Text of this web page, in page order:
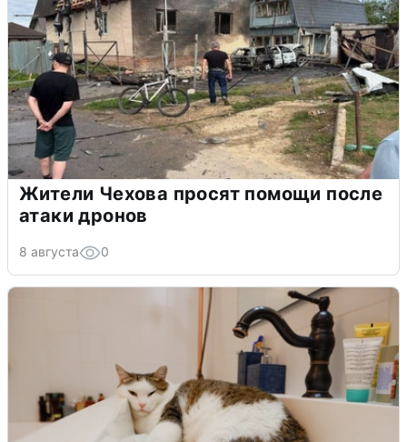
Жители Чехова просят помощи после
атаки дронов
8 августа 0